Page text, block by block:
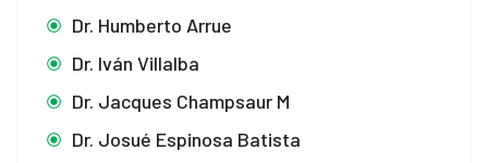
Dr. Humberto Arrue
Dr. Iván Villalba
Dr. Jacques Champsaur M
Dr. Josué Espinosa Batista